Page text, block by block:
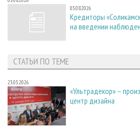
03.08.2026
Кредиторы
на введении
СТАТЬИ ПО ТЕМЕ
23.03.2026
«Ультрадекор» –
центр дизайна